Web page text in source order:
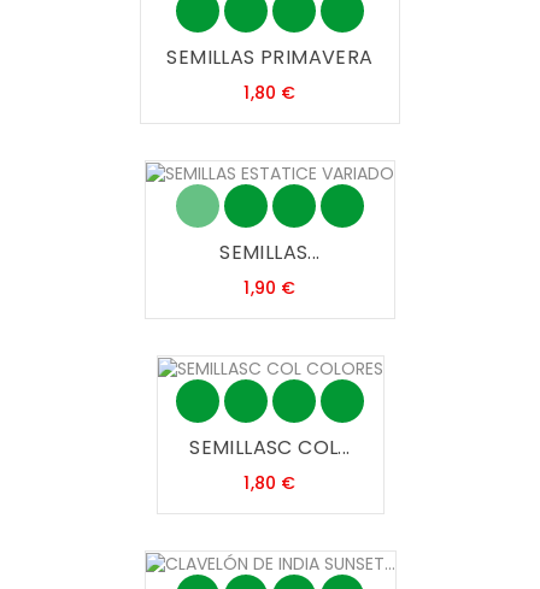
SEMILLAS PRIMAVERA
1,80 €Precio
SEMILLAS...
1,90 €Precio
SEMILLASC COL...
1,80 €Precio